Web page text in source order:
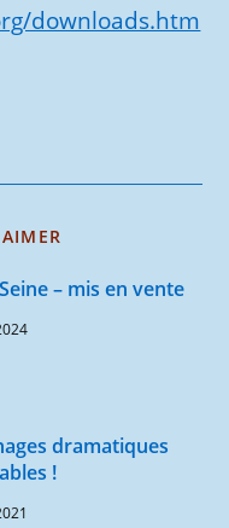
downloads.htm
– mis en vente
dramatiques
!